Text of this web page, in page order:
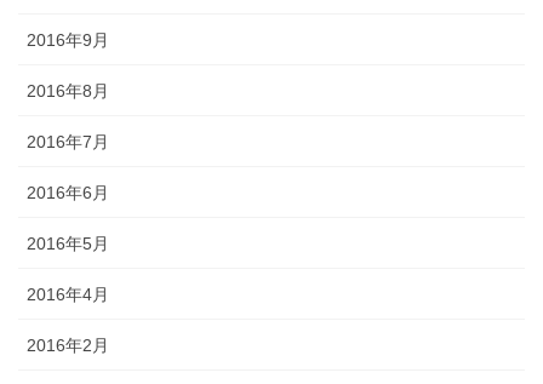
2016年9月
2016年8月
2016年7月
2016年6月
2016年5月
2016年4月
2016年2月